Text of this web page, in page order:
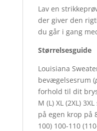
Lav en
der giver den
du går i gang
Størrelsesguide
Louisiana
bevægelsesrum (
forhold til dit
M (L) XL (2XL)
på egen krop på
100) 100-110